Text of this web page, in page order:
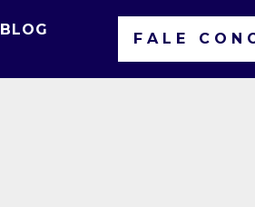
BLOG
FALE